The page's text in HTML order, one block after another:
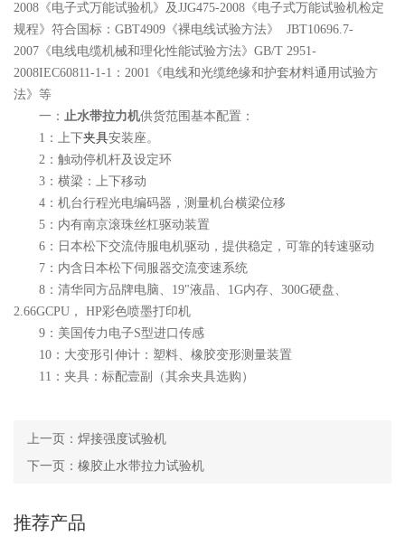
2008《电子式万能试验机》及JJG475-2008《电子式万能试验机检定
规程》符合国标：GBT4909《裸电线试验方法》 JBT10696.7-
2007《电线电缆机械和理化性能试验方法》GB/T 2951-
2008IEC60811-1-1：2001《电线和光缆绝缘和护套材料通用试验方
法》等
一： 止水带拉力机供货范围基本配置：
1：上下夹具安装座。
2：触动停机杆及设定环
3：横梁：上下移动
4：机台行程光电编码器，测量机台横梁位移
5：内有南京滚珠丝杠驱动装置
6：日本松下交流侍服电机驱动，提供稳定，可靠的转速驱动
7：内含日本松下伺服器交流变速系统
8：清华同方品牌电脑、19"液晶、1G内存、300G硬盘、
2.66GCPU， HP彩色喷墨打印机
9：美国传力电子S型进口传感
10：大变形引伸计：塑料、橡胶变形测量装置
11：夹具：标配壹副（其余夹具选购）
上一页： 焊接强度试验机
下一页： 橡胶止水带拉力试验机
推荐产品